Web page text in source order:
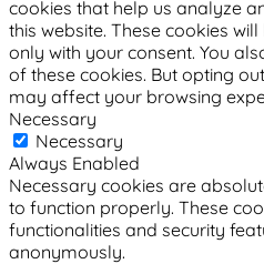
cookies that help us analyze
this website. These cookies
only with your consent. You
of these cookies. But opting
may affect your browsing
Necessary
Necessary
Always Enabled
Necessary cookies are
to function properly. These
functionalities and security
anonymously.